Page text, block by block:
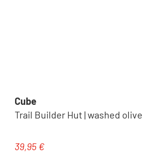
Cube
Trail Builder Hut | washed olive
Regulärer Preis:
39,95 €